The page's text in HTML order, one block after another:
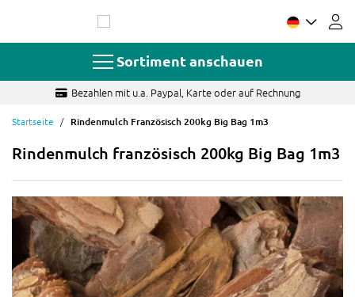
springen
Sortiment anschauen
mit u.a. Paypal, Karte oder auf Rechnung
Startseite Rindenmulch Französisch 200kg Big Bag 1m3
Rindenmulch französisch 200kg Big Bag 1m3